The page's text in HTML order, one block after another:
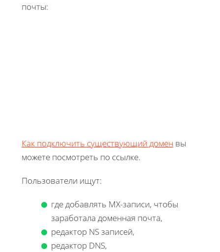
почты:
Как подключить существующий домен вы
можете посмотреть по ссылке.
Пользователи ищут:
где добавлять MX-записи, чтобы
заработала доменная почта,
редактор NS записей,
редактор DNS,